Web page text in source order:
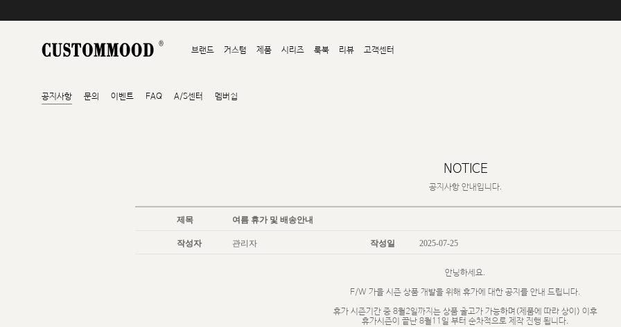
브랜드 커스텀 제품 시리즈 룩북 리뷰 고객센터
공지사항 문의 이벤트 FAQ A/S센터 멤버쉽
NOTICE
공지사항 안내입니다.
제목 여름 휴가 및 배송안내
작성자 관리자 작성일 2025-07-25
안녕하세요.
F/W 가을 시즌 상품 개발을 위해 휴가에 대한 공지를 안내 드립니다.
휴가 시즌기간 중 8월2일까지는 상품 출고가 가능하며(제품에 따라 상이) 이후
휴가시즌이 끝난 8월11일 부터 순차적으로 제작 진행 됩니다.